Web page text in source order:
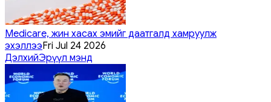
Medicare, жин хасах эмийг даатгалд хамруулж
эхэллээFri Jul 24 2026
ДэлхийЭрүүл мэнд